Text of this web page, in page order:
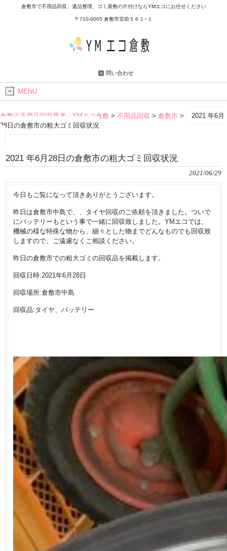
倉敷市で不用品回収、遺品整理、ゴミ屋敷の片付けならYMエコにお任せください
〒710-0065 倉敷市宮前５６１−１
問い合わせ
MENU
倉敷の不用品回収業者 YMエコ倉敷 > 不用品回収 > 倉敷市 >
2021 年6月
28日の倉敷市の粗大ゴミ回収状況
2021 年6月28日の倉敷市の粗大ゴミ回収状況
2021/06/29
今日もご覧になって頂きありがとうございます。
昨日は倉敷市中島で、、タイヤ回収のご依頼を頂きました。ついで
にバッテリーもという事で一緒に回収致しました。YMエコでは、
機械の様な特殊な物から、細々とした物までどんなものでも回収致
しますので、ご遠慮なくご相談ください。
昨日の倉敷市での粗大ゴミの回収品を掲載します。
回収日時:2021年6月28日
回収場所:倉敷市中島
回収品:タイヤ、バッテリー